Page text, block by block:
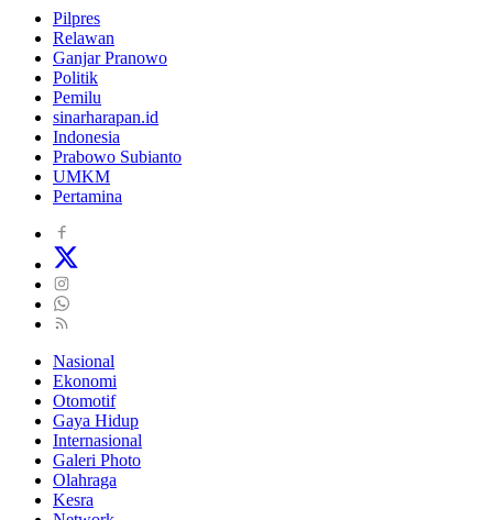
Pilpres
Relawan
Ganjar Pranowo
Politik
Pemilu
sinarharapan.id
Indonesia
Prabowo Subianto
UMKM
Pertamina
Nasional
Ekonomi
Otomotif
Gaya Hidup
Internasional
Galeri Photo
Olahraga
Kesra